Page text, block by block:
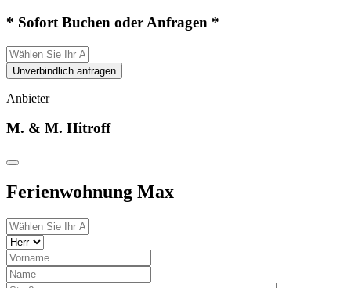
* Sofort Buchen oder Anfragen *
Unverbindlich anfragen
Anbieter
M. & M. Hitroff
Ferienwohnung Max